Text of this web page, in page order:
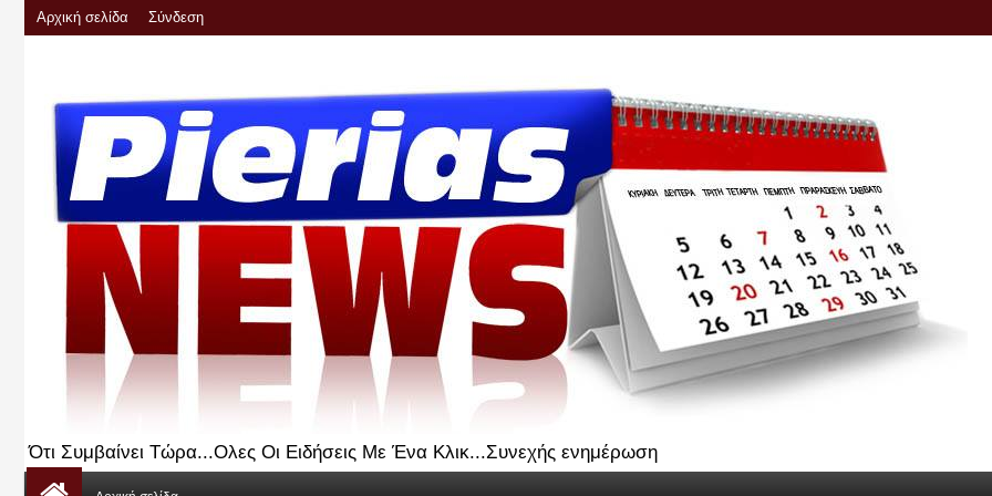
Αρχική σελίδα Σύνδεση
Ότι Συμβαίνει Τώρα...Ολες Οι Ειδήσεις Με Ένα Κλικ...Συνεχής ενημέρωση